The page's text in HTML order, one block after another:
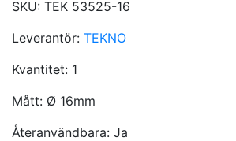
SKU: TEK 53525-16
Leverantör: TEKNO
Kvantitet: 1
Mått: Ø 16mm
Återanvändbara: Ja